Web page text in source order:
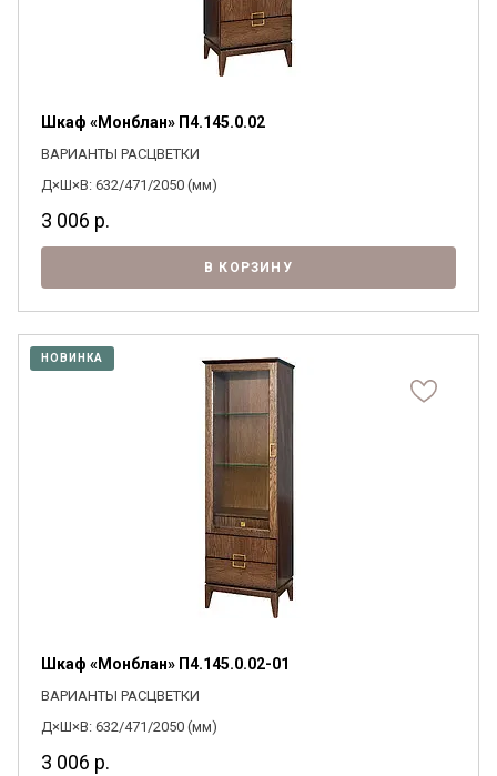
Шкаф «Монблан» П4.145.0.02
ВАРИАНТЫ РАСЦВЕТКИ
Д×Ш×В: 632/471/2050 (мм)
3 006 р.
В КОРЗИНУ
НОВИНКА
Шкаф «Монблан» П4.145.0.02-01
ВАРИАНТЫ РАСЦВЕТКИ
Д×Ш×В: 632/471/2050 (мм)
3 006 р.